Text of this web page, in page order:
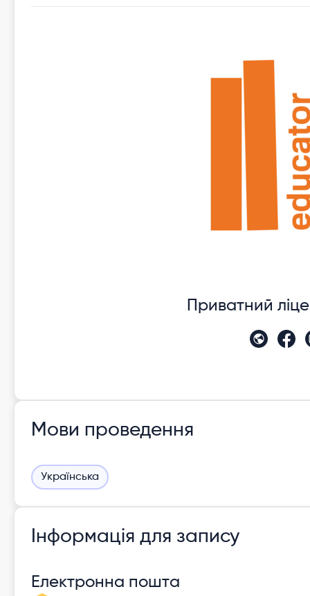
Приватний
Мови проведення
Українська
Інформація для запису
Електронна пошта